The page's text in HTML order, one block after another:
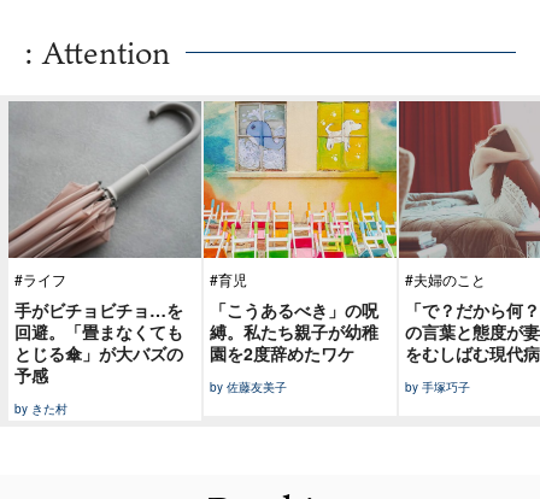
: Attention
#ライフ
手がビチョビチョ…を
回避。「畳まなくても
とじる傘」が大バズの
予感
by きた村
#育児
「こうあるべき」の呪
縛。私たち親子が幼稚
園を2度辞めたワケ
by 佐藤友美子
#夫婦のこと
「で？だから何
の言葉と態度が
をむしばむ現代病
by 手塚巧子